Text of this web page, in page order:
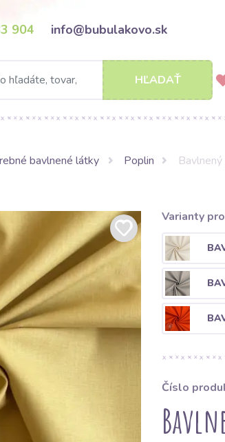
904 info@bubulakovo.sk
HĽADAŤ
bavlnené látky Poplin
Varianty
Číslo